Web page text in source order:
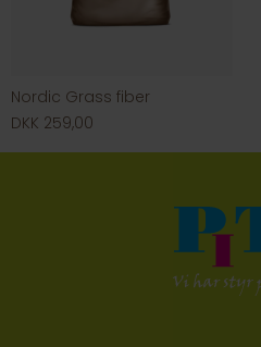
Nordic Grass fiber
DKK 259,00